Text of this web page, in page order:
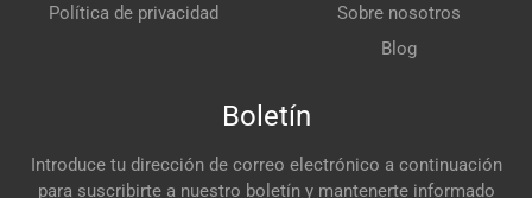
Política de privacidad
Sobre nosotros
Blog
Boletín
Introduce tu dirección de correo electrónico a continuación
para suscribirte a nuestro boletín y mantenerte informado